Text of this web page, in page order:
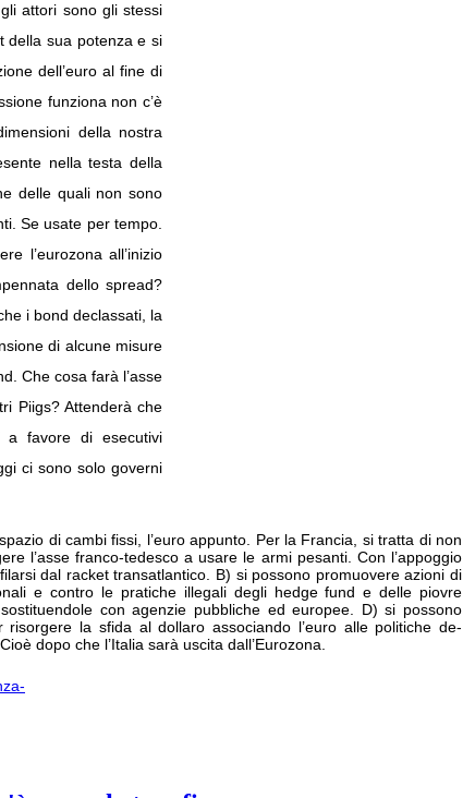
attori sono gli stessi
della sua potenza e si
dell’euro al fine di
funziona non c’è
della nostra
nella testa della
delle quali non sono
Se usate per tempo.
l’eurozona all’inizio
dello spread?
i bond declassati, la
di alcune misure
Che cosa farà l’asse
Piigs? Attenderà che
a favore di esecutivi
ci sono solo governi
di cambi fissi, l’euro appunto. Per la Francia, si tratta di non
l’asse franco-tedesco a usare le armi pesanti. Con l’appoggio
dal racket transatlantico. B) si possono promuovere azioni di
e contro le pratiche illegali degli hedge fund e delle piovre
con agenzie pubbliche ed europee. D) si possono
la sfida al dollaro associando l’euro alle politiche de-
dopo che l’Italia sarà uscita dall’Eurozona.